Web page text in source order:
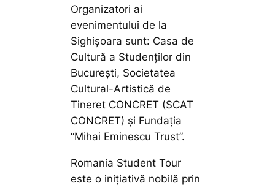
Organizatori ai
evenimentului de la
Sighișoara sunt: Casa de
Cultură a Studenților din
București, Societatea
Cultural-Artistică de
Tineret CONCRET (SCAT
CONCRET) și Fundația
“Mihai Eminescu Trust”.
Romania Student Tour
este o inițiativă nobilă prin